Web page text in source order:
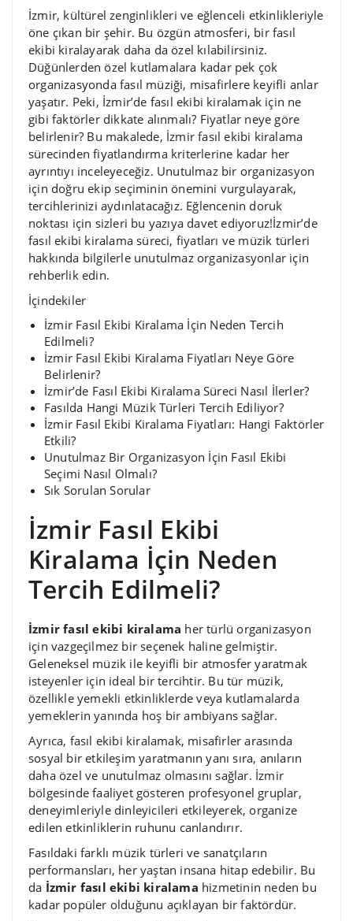
İzmir, kültürel zenginlikleri ve eğlenceli etkinlikleriyle
öne çıkan bir şehir. Bu özgün atmosferi, bir fasıl
ekibi kiralayarak daha da özel kılabilirsiniz.
Düğünlerden özel kutlamalara kadar pek çok
organizasyonda fasıl müziği, misafirlere keyifli anlar
yaşatır. Peki, İzmir’de fasıl ekibi kiralamak için ne
gibi faktörler dikkate alınmalı? Fiyatlar neye göre
belirlenir? Bu makalede, İzmir fasıl ekibi kiralama
sürecinden fiyatlandırma kriterlerine kadar her
ayrıntıyı inceleyeceğiz. Unutulmaz bir organizasyon
için doğru ekip seçiminin önemini vurgulayarak,
tercihlerinizi aydınlatacağız. Eğlencenin doruk
noktası için sizleri bu yazıya davet ediyoruz!İzmir’de
fasıl ekibi kiralama süreci, fiyatları ve müzik türleri
hakkında bilgilerle unutulmaz organizasyonlar için
rehberlik edin.
İçindekiler
İzmir Fasıl Ekibi Kiralama İçin Neden Tercih
Edilmeli?
İzmir Fasıl Ekibi Kiralama Fiyatları Neye Göre
Belirlenir?
İzmir’de Fasıl Ekibi Kiralama Süreci Nasıl İlerler?
Fasılda Hangi Müzik Türleri Tercih Ediliyor?
İzmir Fasıl Ekibi Kiralama Fiyatları: Hangi Faktörler
Etkili?
Unutulmaz Bir Organizasyon İçin Fasıl Ekibi
Seçimi Nasıl Olmalı?
Sık Sorulan Sorular
İzmir Fasıl Ekibi
Kiralama İçin Neden
Tercih Edilmeli?
İzmir fasıl ekibi kiralama her türlü organizasyon
için vazgeçilmez bir seçenek haline gelmiştir.
Geleneksel müzik ile keyifli bir atmosfer yaratmak
isteyenler için ideal bir tercihtir. Bu tür müzik,
özellikle yemekli etkinliklerde veya kutlamalarda
yemeklerin yanında hoş bir ambiyans sağlar.
Ayrıca, fasıl ekibi kiralamak, misafirler arasında
sosyal bir etkileşim yaratmanın yanı sıra, anıların
daha özel ve unutulmaz olmasını sağlar. İzmir
bölgesinde faaliyet gösteren profesyonel gruplar,
deneyimleriyle dinleyicileri etkileyerek, organize
edilen etkinliklerin ruhunu canlandırır.
Fasıldaki farklı müzik türleri ve sanatçıların
performansları, her yaştan insana hitap edebilir. Bu
da İzmir fasıl ekibi kiralama hizmetinin neden bu
kadar popüler olduğunu açıklayan bir faktördür.